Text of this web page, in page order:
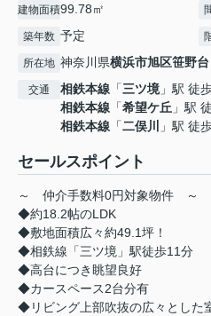
建物面積99.78㎡
築年数 予定
所在地 神奈川県横浜市旭区笹野台
交通 相鉄本線 「三ツ境」駅 徒
相鉄本線 「希望ケ丘 」駅
相鉄本線 「二俣川 」駅 徒
セールスポイント
～ 仲介手数料0円対象物件 ～
◆約18.2帖のLDK
◆敷地面積広々約49.1坪！
◆相鉄線「三ツ境」駅徒歩11分
◆高台につき眺望良好
◆カースペース2台分有
◆リビング上部吹抜の広々とした